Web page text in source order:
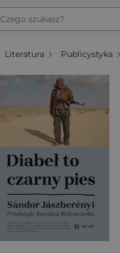
Czego szukasz?
Literatura Publicystyka